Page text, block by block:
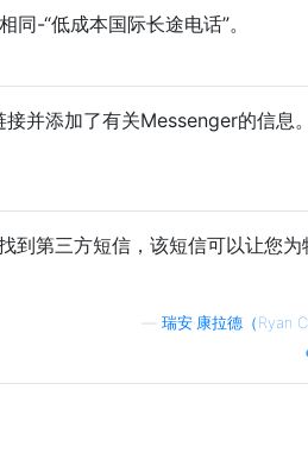
-“低成本国际长途电话”。
并添加了有关Messenger的信息
到第三方短信，该短信可以让您为
瑞安·康拉德（Ryan